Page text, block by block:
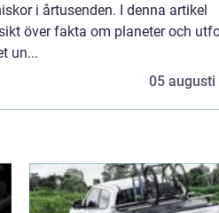
i årtusenden. I denna artikel
över fakta om planeter och
un...
05 augusti